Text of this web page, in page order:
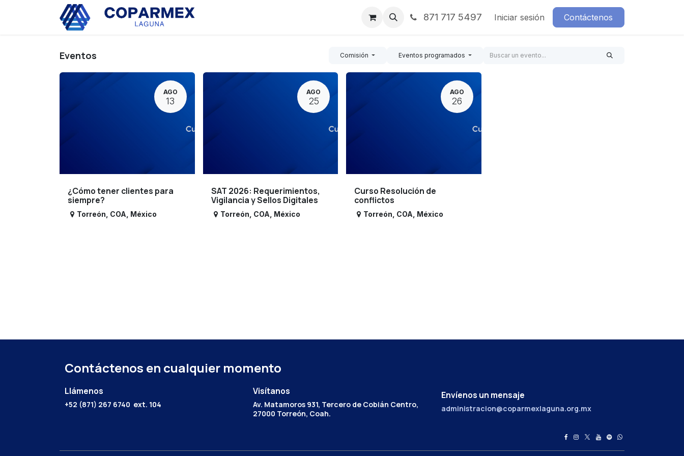
Noticias Contáctenos871 717 5497 Iniciar sesión Contáctenos
Eventos Comisión Eventos programados
AGO
13
¿Cómo tener clientes para
siempre?
Torreón COA México
AGO
25
SAT 2026: Requerimientos,
Vigilancia y Sellos Digitales
Torreón COA México
AGO
26
Curso Resolución de
conflictos
Torreón COA México
Contáctenos en cualquier momento
Llámenos
+52 (871) 267 6740 ext. 104
Envíenos un mensaje
administracion@coparmexlaguna.org.mx
Visítanos
Av. Matamoros 931, Tercero de Cobián Centro,
27000 Torreón, Coah.